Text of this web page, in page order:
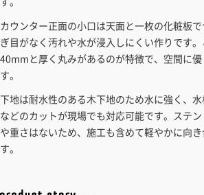
カウンター正面の小口は天面と一枚の化粧板
ぎ目がなく汚れや水が浸入しにくい作りです
40mmと厚く丸みがあるのが特徴で、空間に
す。
下地は耐水性のある木下地のため水に強く、
などのカットが現場でも対応可能です。ステ
や重さはないため、施工も含めて軽やかに向
す。